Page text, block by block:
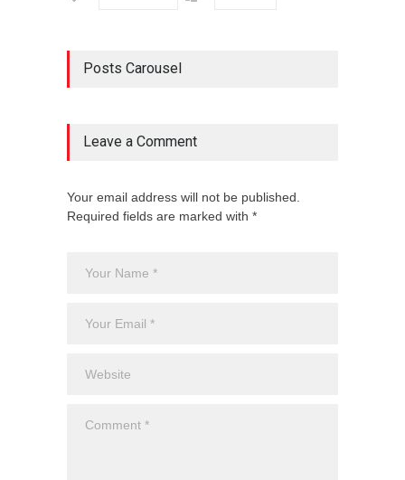
Posts Carousel
Leave a Comment
Your email address will not be published.
Required fields are marked with *